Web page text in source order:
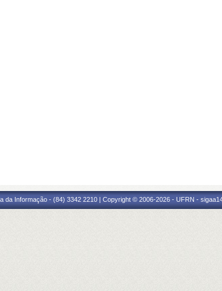
da Informação - (84) 3342 2210 | Copyright © 2006-2026 - UFRN -